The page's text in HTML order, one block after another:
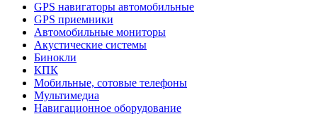
GPS навигаторы автомобильные
GPS приемники
Автомобильные мониторы
Акустические системы
Бинокли
КПК
Мобильные, сотовые телефоны
Мультимедиа
Навигационное оборудование